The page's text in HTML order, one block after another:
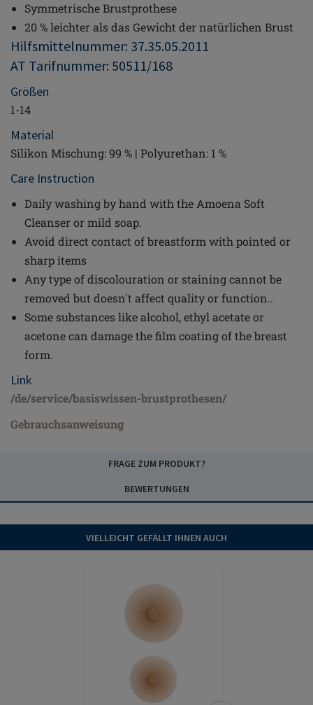
Symmetrische Brustprothese
20 % leichter als das Gewicht der natürlichen Brust
Hilfsmittelnummer: 37.35.05.2011
AT Tarifnummer: 50511/168
Größen
1-14
Material
Silikon Mischung: 99 % | Polyurethan: 1 %
Care Instruction
Daily washing by hand with the Amoena Soft
Cleanser or mild soap.
Avoid direct contact of breastform with pointed or
sharp items
Any type of discolouration or staining cannot be
removed but doesn't affect quality or function..
Some substances like alcohol, ethyl acetate or
acetone can damage the film coating of the breast
form.
Link
/de/service/basiswissen-brustprothesen/
Gebrauchsanweisung
FRAGE ZUM PRODUKT?
BEWERTUNGEN
VIELLEICHT GEFÄLLT IHNEN AUCH